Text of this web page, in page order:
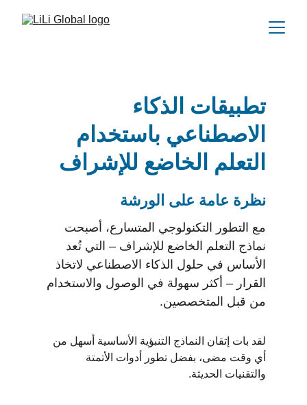
تطبيقات الذكاء
الاصطناعي باستخدام
التعلم الخاضع للإشراف
مع التطور التكنولوجي المتسارع، أصبحت
نماذج التعلم الخاضع للإشراف – التي تُعد
الأساس في حلول الذكاء الاصطناعي لاتخاذ
القرار – أكثر سهولة في الوصول والاستخدام
من قبل المتخصصين.
لقد بات إتقان النماذج التنبؤية الأساسية أسهل من
أي وقت مضى، بفضل تطور أدوات الأتمتة
والتقنيات الحديثة.
نظرة عامة على الورشة